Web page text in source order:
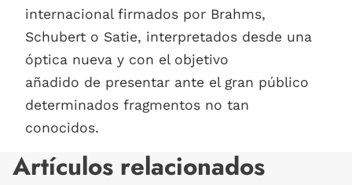
internacional firmados por Brahms,
Schubert o Satie, interpretados desde una
óptica nueva y con el objetivo
añadido de presentar ante el gran público
determinados fragmentos no tan
conocidos.
Artículos relacionados